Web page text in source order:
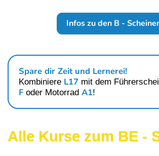
Infos zu den B -
Spare dir Zeit und Lernerei!
Kombiniere L17 mit dem
F oder Motorrad A1!
Alle Kurse zum BE -